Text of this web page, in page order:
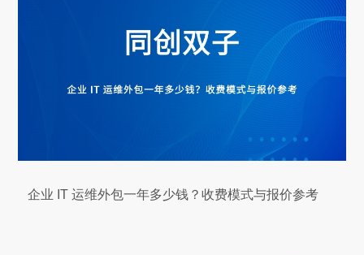
企业 IT 运维外包一年多少钱？收费模式与报价参考